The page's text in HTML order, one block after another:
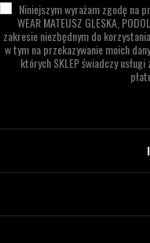
Niniejszym wyrażam zgodę na
WEAR MATEUSZ GLESKA,
zakresie niezbędnym do
w tym na przekazywanie moich
których SKLEP świadczy